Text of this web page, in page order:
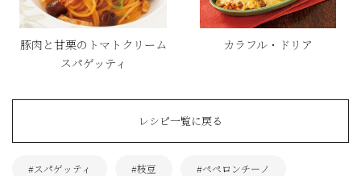
豚肉と甘栗のトマトクリーム
スパゲッティ
カラフル・ドリア
レシピ一覧に戻る
#スパゲッティ #枝豆 #ペペロンチーノ